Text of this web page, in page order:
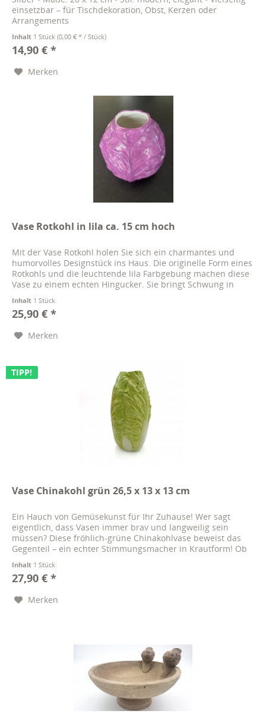
einsetzbar – für Tischdekoration, Obst, Kerzen oder
Arrangements
Inhalt 1 Stück(0,00 € * / Stück)
14,90 € *
Merken
Vase Rotkohl in lila ca. 15 cm hoch
Mit der Vase Rotkohl holen Sie sich ein charmantes und
humorvolles Designstück ins Haus. Die originelle Form eines
Rotkohls und die leuchtende lila Farbgebung machen diese
Vase zu einem echten Hingucker. Sie bringt Schwung in
Ihre...
Inhalt 1 Stück
25,90 € *
Merken
TIPP!
Vase Chinakohl grün 26,5 x 13 x 13 cm
Ein Hauch von Gemüsekunst für Ihr Zuhause! Wer sagt
eigentlich, dass Vasen immer brav und langweilig sein
müssen? Diese fröhlich-grüne Chinakohlvase beweist das
Gegenteil – ein echter Stimmungsmacher in Krautform! Ob
als Blumenbehälter...
Inhalt 1 Stück
27,90 € *
Merken